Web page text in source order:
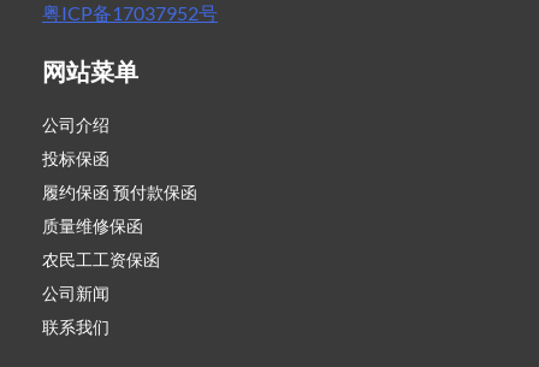
粤ICP备17037952号
网站菜单
公司介绍
投标保函
履约保函 预付款保函
质量维修保函
农民工工资保函
公司新闻
联系我们